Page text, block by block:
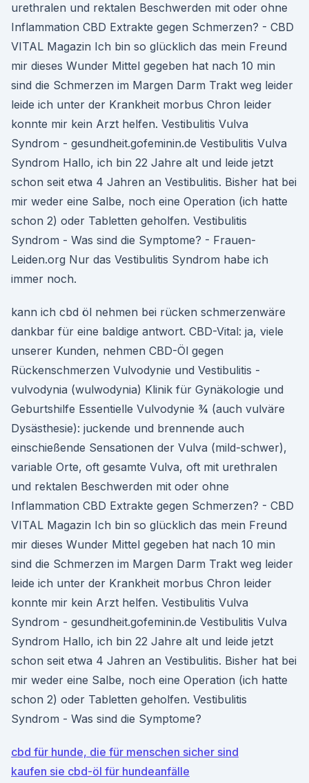
urethralen und rektalen Beschwerden mit oder ohne
Inflammation CBD Extrakte gegen Schmerzen? - CBD
VITAL Magazin Ich bin so glücklich das mein Freund
mir dieses Wunder Mittel gegeben hat nach 10 min
sind die Schmerzen im Margen Darm Trakt weg leider
leide ich unter der Krankheit morbus Chron leider
konnte mir kein Arzt helfen. Vestibulitis Vulva
Syndrom - gesundheit.gofeminin.de Vestibulitis Vulva
Syndrom Hallo, ich bin 22 Jahre alt und leide jetzt
schon seit etwa 4 Jahren an Vestibulitis. Bisher hat bei
mir weder eine Salbe, noch eine Operation (ich hatte
schon 2) oder Tabletten geholfen. Vestibulitis
Syndrom - Was sind die Symptome? - Frauen-
Leiden.org Nur das Vestibulitis Syndrom habe ich
immer noch.
kann ich cbd öl nehmen bei rücken schmerzenwäre
dankbar für eine baldige antwort. CBD-Vital: ja, viele
unserer Kunden, nehmen CBD-Öl gegen
Rückenschmerzen Vulvodynie und Vestibulitis -
vulvodynia (wulwodynia) Klinik für Gynäkologie und
Geburtshilfe Essentielle Vulvodynie ¾ (auch vulväre
Dysästhesie): juckende und brennende auch
einschießende Sensationen der Vulva (mild-schwer),
variable Orte, oft gesamte Vulva, oft mit urethralen
und rektalen Beschwerden mit oder ohne
Inflammation CBD Extrakte gegen Schmerzen? - CBD
VITAL Magazin Ich bin so glücklich das mein Freund
mir dieses Wunder Mittel gegeben hat nach 10 min
sind die Schmerzen im Margen Darm Trakt weg leider
leide ich unter der Krankheit morbus Chron leider
konnte mir kein Arzt helfen. Vestibulitis Vulva
Syndrom - gesundheit.gofeminin.de Vestibulitis Vulva
Syndrom Hallo, ich bin 22 Jahre alt und leide jetzt
schon seit etwa 4 Jahren an Vestibulitis. Bisher hat bei
mir weder eine Salbe, noch eine Operation (ich hatte
schon 2) oder Tabletten geholfen. Vestibulitis
Syndrom - Was sind die Symptome?
cbd für hunde, die für menschen sicher sind
kaufen sie cbd-öl für hundeanfälle